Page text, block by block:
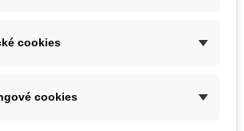
cookies
cookies